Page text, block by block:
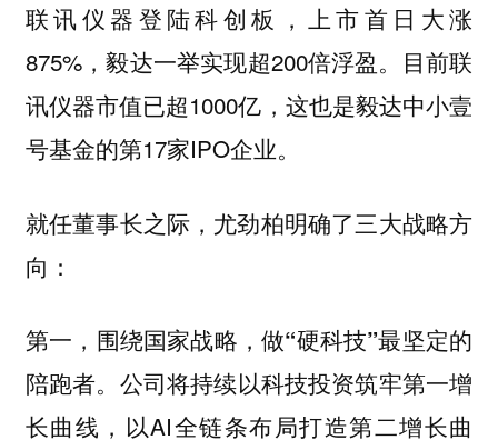
联讯仪器登陆科创板，上市首日大涨
875%，毅达一举实现超200倍浮盈。目前联
讯仪器市值已超1000亿，这也是毅达中小壹
号基金的第17家IPO企业。
就任董事长之际，尤劲柏明确了三大战略方
向：
第一，围绕国家战略，做“硬科技”最坚定的
陪跑者。 公司将持续以科技投资筑牢第一增
长曲线，以AI全链条布局打造第二增长曲